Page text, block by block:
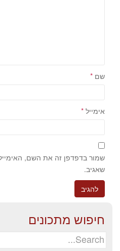
שם *
אימייל *
שמור בדפדפן זה את השם,
שאגיב.
חיפוש מתכונים
Search